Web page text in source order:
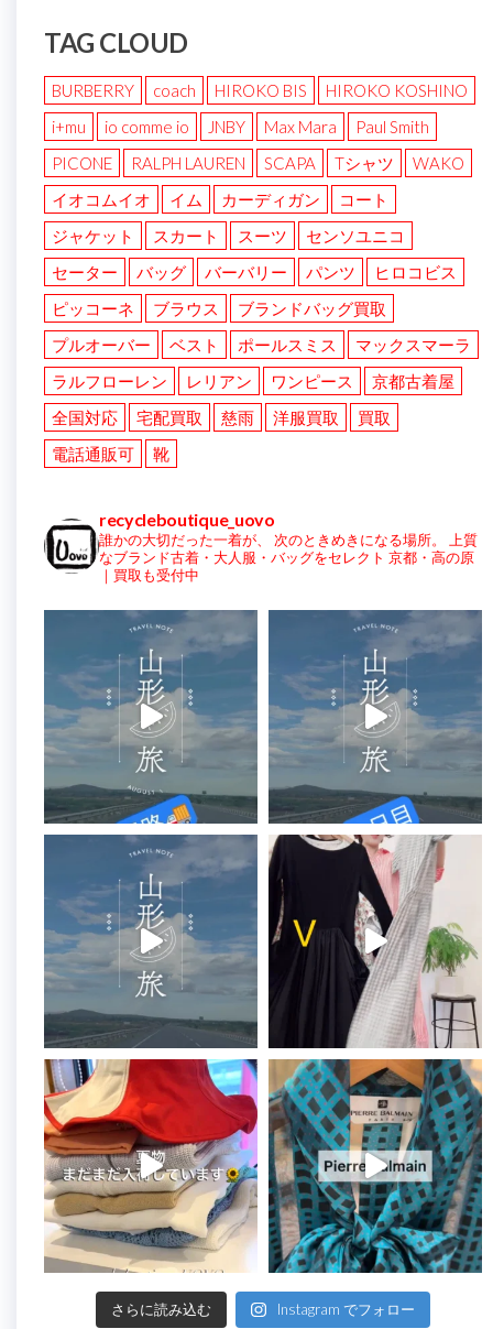
TAG CLOUD
BURBERRY coach HIROKO BIS
HIROKO KOSHINO
i+mu
io comme io JNBY Max Mara
Paul Smith
PICONE
RALPH LAUREN SCAPA Tシャツ
WAKO
イオコムイオ
イム カーディガン
コート
ジャケット
スカート スーツ
センソユニコ
セーター
バッグ バーバリー パンツ
ヒロコビス
ピッコーネ
ブラウス
ブランドバッグ買取
プルオーバー
ベスト ポールスミス
マックスマーラ
ラルフローレン
レリアン ワンピース
京都古着屋
全国対応
宅配買取 慈雨 洋服買取
買取
電話通販可
靴
recycleboutique_uovo
誰かの大切だった一着が、 次のときめきになる場所。
上質
なブランド古着・大人服・バッグをセレクト 京都・高の原
｜買取も受付中
さらに読み込む Instagram でフォロー